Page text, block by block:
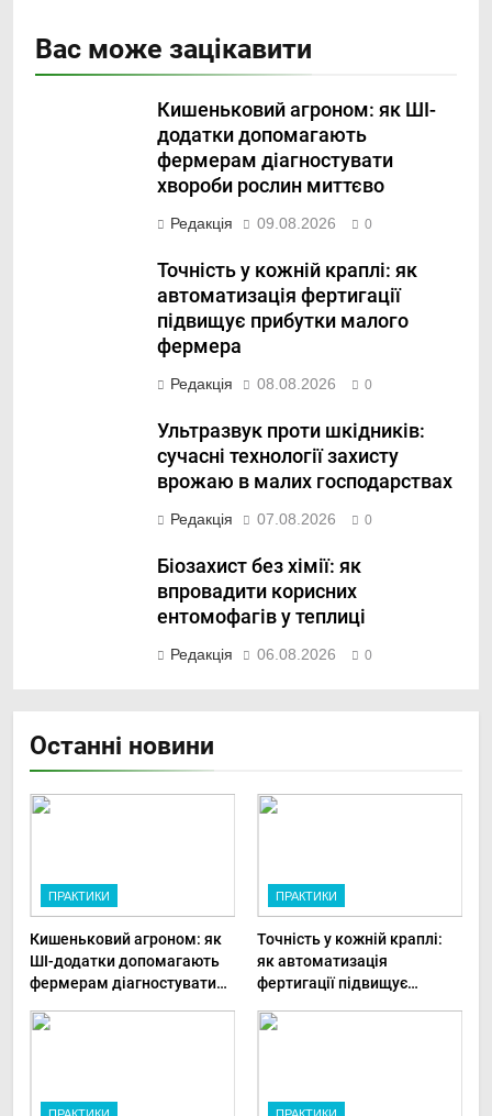
Вас може зацікавити
Кишеньковий агроном: як ШІ-
додатки допомагають
фермерам діагностувати
хвороби рослин миттєво
Редакція 09.08.2026 0
Точність у кожній краплі: як
автоматизація фертигації
підвищує прибутки малого
фермера
Редакція 08.08.2026 0
Ультразвук проти шкідників:
сучасні технології захисту
врожаю в малих господарствах
Редакція 07.08.2026 0
Біозахист без хімії: як
впровадити корисних
ентомофагів у теплиці
Редакція 06.08.2026 0
Останні новини
ПРАКТИКИ
Кишеньковий агроном: як
ШІ-додатки допомагають
фермерам діагностувати
ПРАКТИКИ
Точність у кожній краплі:
як автоматизація
фертигації підвищує
ПРАКТИКИ ПРАКТИКИ